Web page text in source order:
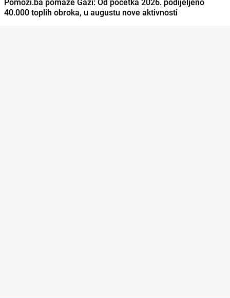
40.000 toplih obroka, u augustu nove aktivnosti